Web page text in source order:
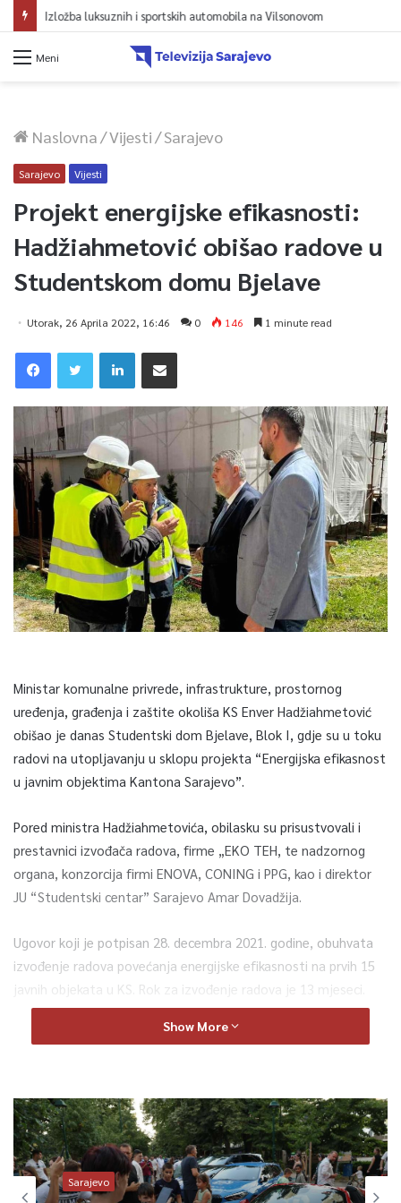
Meni
Naslovna/Vijesti/Sarajevo
Sarajevo Vijesti
Projekt energijske efikasnosti:
Hadžiahmetović obišao radove u
Studentskom domu Bjelave
Utorak, 26 Aprila 2022, 16:46 0 146 1 minute read
Ministar komunalne privrede, infrastrukture, prostornog
uređenja, građenja i zaštite okoliša KS Enver Hadžiahmetović
obišao je danas Studentski dom Bjelave, Blok I, gdje su u toku
radovi na utopljavanju u sklopu projekta “Energijska efikasnost
u javnim objektima Kantona Sarajevo”.
Pored ministra Hadžiahmetovića, obilasku su prisustvovali i
prestavnici izvođača radova, firme „EKO TEH, te nadzornog
organa, konzorcija firmi ENOVA, CONING i PPG, kao i direktor
JU “Studentski centar” Sarajevo Amar Dovadžija.
Ugovor koji je potpisan 28. decembra 2021. godine, obuhvata
izvođenje radova povećanja energijske efikasnosti na prvih 15
javnih objekata u KS. Rok za izvođenje radova je 13 mjeseci.
Prilikom obilaska radova, ministar Hadžiahmetović je istakao
narednih 15 javnih objekata.
“Nakon prošle godine, kada smo intenzivirali i završili sve
pripremne radnje, ovu godinu smo započeli sa skelama na
objektima i izvođenjem radova, koji će doprinijeti povećanju
Show More
Sarajevo